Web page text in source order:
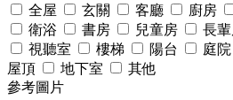
全屋
玄關 客廳 廚房
衛浴
書房 兒童房 長
視聽室
樓梯 陽台 庭院
屋頂
地下室
其他
參考圖片